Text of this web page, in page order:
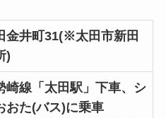
金井町31(※太田市新田
)
崎線「太田駅」下車、シ
おた(バス)に乗車